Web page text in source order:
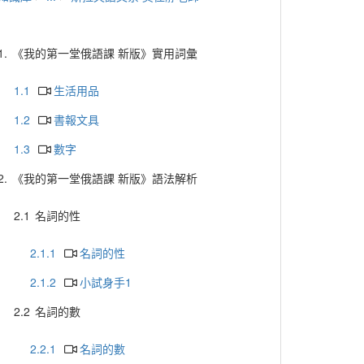
《我的第一堂俄語課 新版》實用詞彙
1.1
生活用品
1.2
書報文具
1.3
數字
《我的第一堂俄語課 新版》語法解析
2.1 名詞的性
2.1.1
名詞的性
2.1.2
小試身手1
2.2 名詞的數
2.2.1
名詞的數